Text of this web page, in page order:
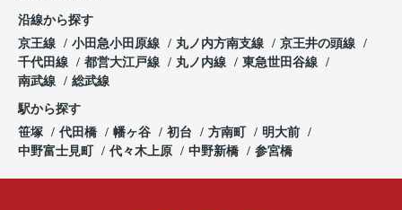
沿線から探す
京王線
小田急小田原線 丸ノ内方南支線
京王井の頭線
千代田線
都営大江戸線 丸ノ内線
東急世田谷線
南武線
総武線
駅から探す
笹塚
代田橋 幡ヶ谷 初台 方南町
明大前
中野富士見町
代々木上原 中野新橋 参宮橋